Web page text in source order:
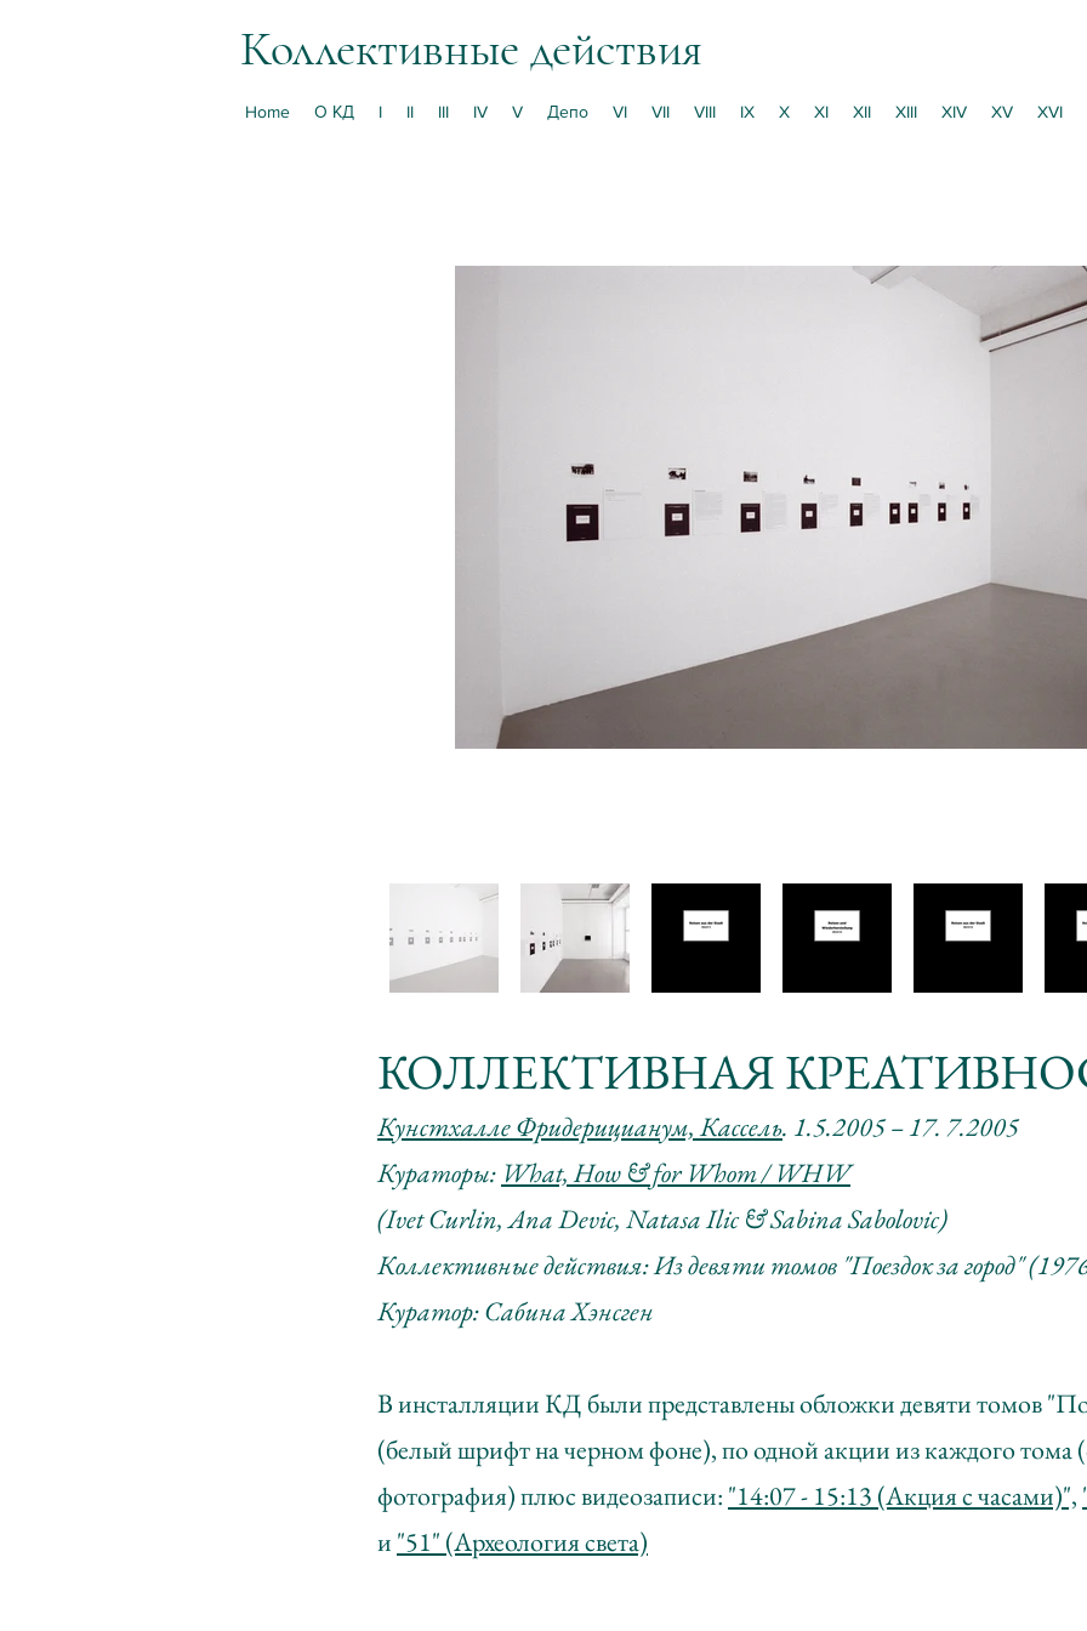
Коллективные действия
Home О КД I II III IV V Депо VI VII VIII IX X XI XII XIII XIV XV XVI
КОЛЛЕКТИВНАЯ
Кунстхалле Фридерицианум, Кассель. 1.5.2005 –17. 7.2005
Кураторы: What, How & for Whom / WHW
(Ivet Curlin, Ana Devic, Natasa Ilic & Sabina Sabolovic)
Коллективные действия: Из девяти томов "Поездок за город"
Куратор: Сабина Хэнсген
В инсталляции КД были представлены обложки девяти томов
(белый шрифт на черном фоне), по одной акции из каждого тома
фотография) плюс видеозаписи: "14:07 - 15:13 (Акция с часами)",
и "51" (Археология света)